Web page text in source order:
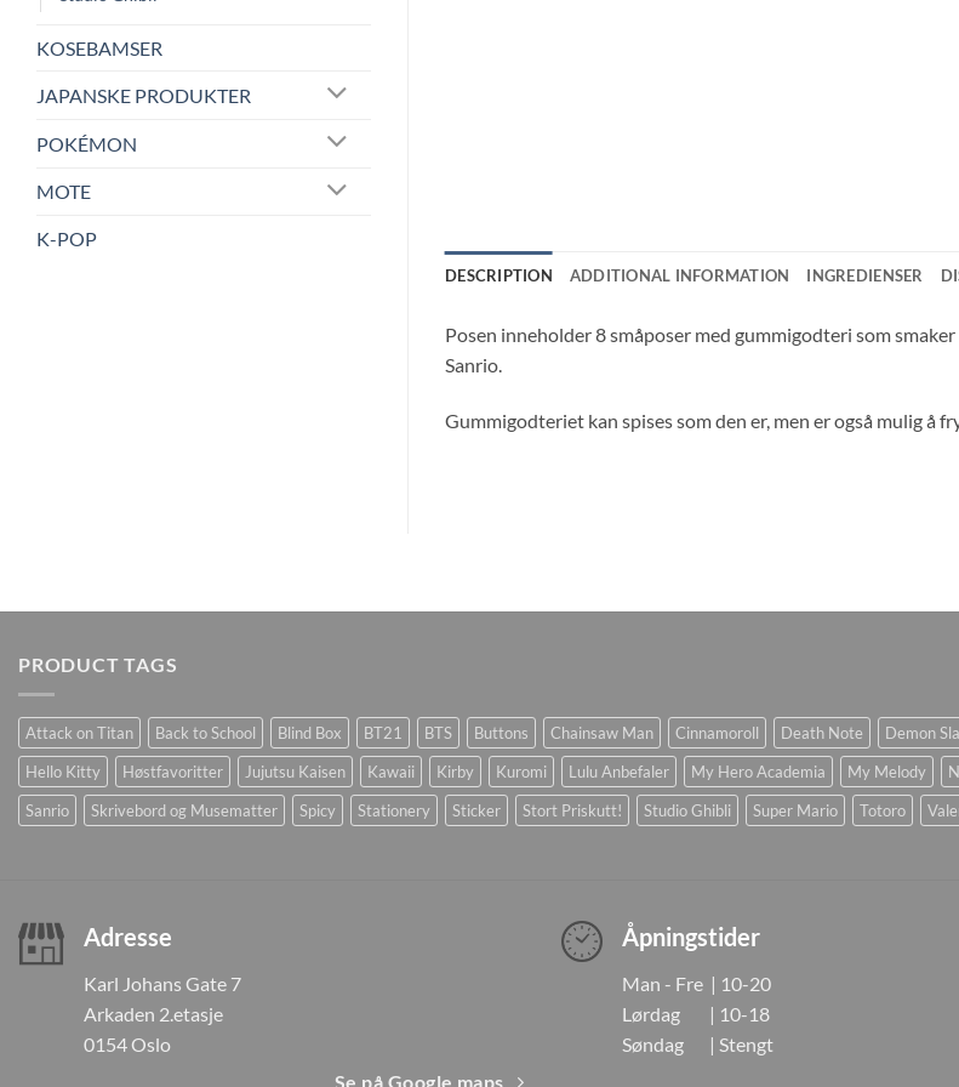
KOSEBAMSER
JAPANSKE PRODUKTER
POKÉMON
MOTE
K-POP
DESCRIPTION ADDITIONAL INFORMATION INGREDIENSER
Posen inneholder 8 småposer med gummigodteri som
Sanrio.
Gummigodteriet kan spises som den er, men er også mulig å
PRODUCT TAGS
Attack on Titan Back to School Blind Box BT21 BTS Buttons Chainsaw Man Cinnamoroll Death Note Demon
Hello Kitty
Høstfavoritter Jujutsu Kaisen Kawaii Kirby Kuromi Lulu Anbefaler My Hero Academia My Melody
Sanrio
Skrivebord og Musematter Spicy Stationery Sticker Stort Priskutt! Studio Ghibli Super Mario Totoro
Adresse
Karl Johans Gate 7
Arkaden 2.etasje
0154 Oslo
Se på Google maps
Åpningstider
Man - Fre | 10-20
Lørdag | 10-18
Søndag | Stengt